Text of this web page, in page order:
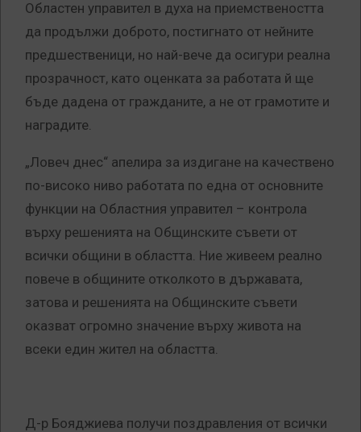
Областен управител в духа на приемствеността
да продължи доброто, постигнато от нейните
предшественици, но най-вече да осигури реална
прозрачност, като оценката за работата й ще
бъде дадена от гражданите, а не от грамотите и
наградите.
„Ловеч днес“ апелира за издигане на качествено
по-високо ниво работата по една от основните
функции на Областния управител – контрола
върху решенията на Общинските съвети от
всички общини в областта. Ние живеем реално
повече в общините отколкото в държавата,
затова и решенията на Общинските съвети
оказват огромно значение върху живота на
всеки един жител на областта.
Д-р Бояджиева получи поздравления от всички